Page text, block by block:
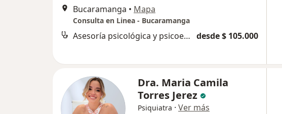
Bucaramanga • Mapa
Consulta en Linea - Bucaramanga
Asesoría psicológica y psicoeducación desde $ 105.000
Dra. Maria Camila
Torres Jerez
Psiquiatra · Ver más